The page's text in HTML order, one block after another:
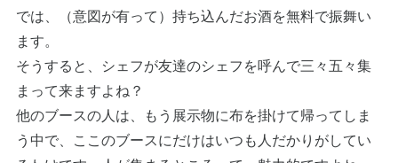
では、（意図が有って）持ち込んだお酒を無料で振舞い
ます。
そうすると、シェフが友達のシェフを呼んで三々五々集
まって来ますよね？
他のブースの人は、もう展示物に布を掛けて帰ってしま
う中で、ここのブースにだけはいつも人だかりがしてい